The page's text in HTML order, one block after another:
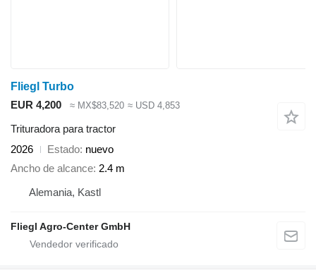
Fliegl Turbo
EUR 4,200
≈ MX$83,520 ≈ USD 4,853
Trituradora para tractor
2026
Estado nuevo
Ancho de alcance 2.4 m
Alemania, Kastl
Fliegl Agro-Center GmbH